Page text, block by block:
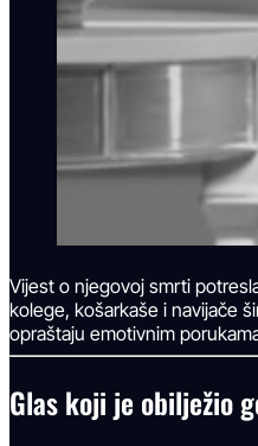
Vijest o njegovoj smrti
kolege, košarkaše i navijače
opraštaju emotivnim
Glas koji je obilježio